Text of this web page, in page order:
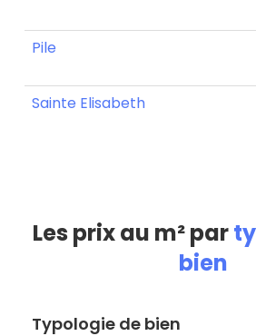
Pile
Sainte Elisabeth
Les prix au m² par
bien
Typologie de bien